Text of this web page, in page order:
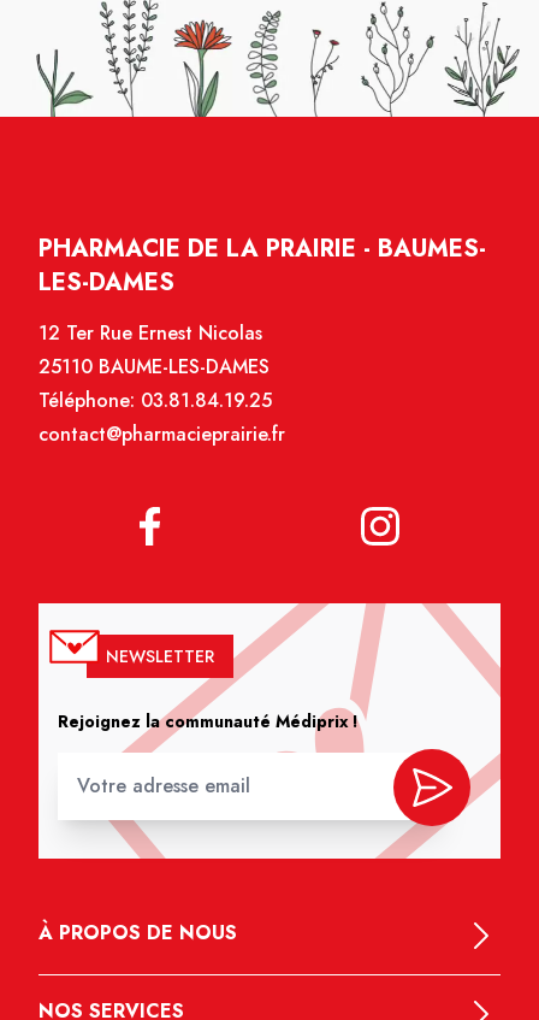
PHARMACIE DE LA PRAIRIE - BAUMES-
LES-DAMES
12 Ter Rue Ernest Nicolas
25110 BAUME-LES-DAMES
Téléphone: 03.81.84.19.25
contact@pharmacieprairie.fr
NEWSLETTER
Rejoignez la communauté Médiprix !
À PROPOS DE NOUS
NOS SERVICES